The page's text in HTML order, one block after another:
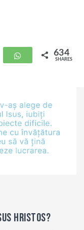
WhatsApp
634
SHARES
Hristos?